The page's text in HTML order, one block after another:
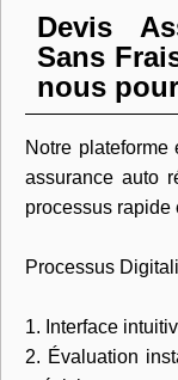
Devis
Sans
nous
Notre
assurance auto
processus rapide
Processus
1. Interface
2. Évaluation